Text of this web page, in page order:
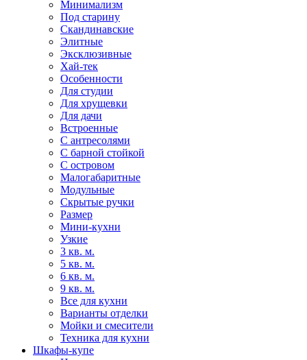
Минимализм
Под старину
Скандинавские
Элитные
Эксклюзивные
Хай-тек
Особенности
Для студии
Для хрущевки
Для дачи
Встроенные
С антресолями
С барной стойкой
С островом
Малогабаритные
Модульные
Скрытые ручки
Размер
Мини-кухни
Узкие
3 кв. м.
5 кв. м.
6 кв. м.
9 кв. м.
Все для кухни
Варианты отделки
Мойки и смесители
Техника для кухни
Шкафы-купе